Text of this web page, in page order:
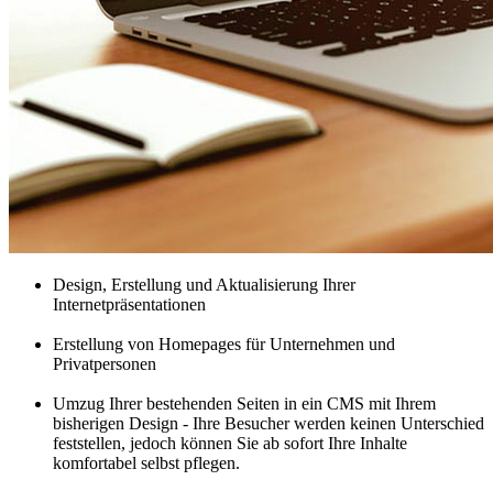
Design, Erstellung und Aktualisierung Ihrer
Internetpräsentationen
Erstellung von Homepages für Unternehmen und
Privatpersonen
Umzug Ihrer bestehenden Seiten in ein CMS mit Ihrem
bisherigen Design - Ihre Besucher werden keinen Unterschied
feststellen, jedoch können Sie ab sofort Ihre Inhalte
komfortabel selbst pflegen.